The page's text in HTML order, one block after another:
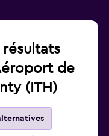
de
(ITH)